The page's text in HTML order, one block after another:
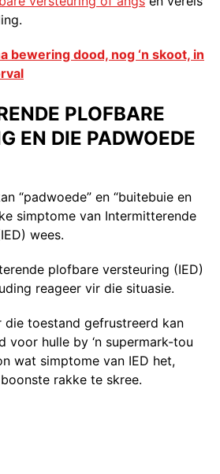
bewering dood, nog ‘n skoot, in
PLOFBARE
EN DIE PADWOEDE
“padwoede” en “buitebuie en
simptome van Intermitterende
wees.
plofbare versteuring (IED)
reageer vir die situasie.
die toestand gefrustreerd kan
voor hulle by ‘n supermark-tou
wat simptome van IED het,
rakke te skree.